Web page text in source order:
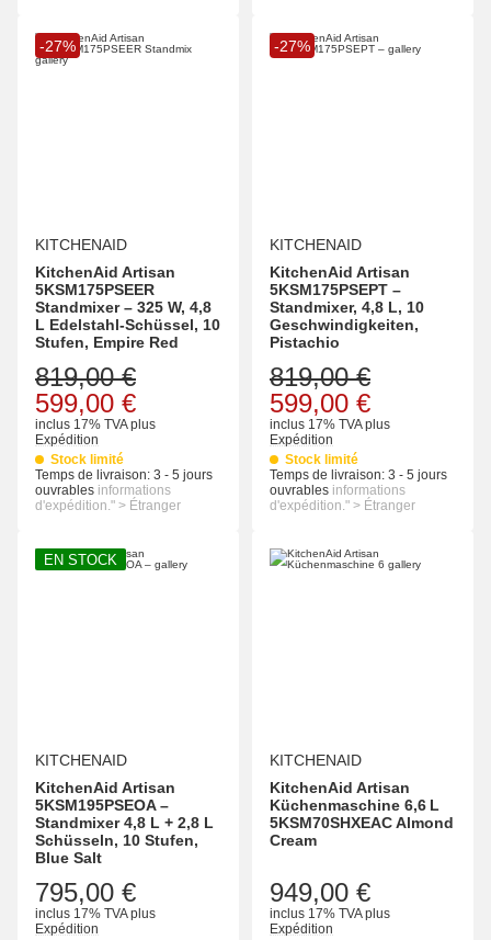
-27%
KITCHENAID
KitchenAid Artisan
5KSM175PSEER
Standmixer – 325 W, 4,8
L Edelstahl-Schüssel, 10
Stufen, Empire Red
599,00 €
819,00 €
inclus 17% TVAplus
Expédition
Stock limité
Temps de livraison: 3 - 5 jours
ouvrables informations
d'expédition." > Étranger
-27%
KITCHENAID
KitchenAid Artisan
5KSM175PSEPT –
Standmixer, 4,8 L, 10
Geschwindigkeiten,
Pistachio
599,00 €
819,00 €
inclus 17% TVAplus
Expédition
Stock limité
Temps de livraison: 3 - 5 jours
ouvrables informations
d'expédition." > Étranger
EN STOCK
KITCHENAID
KitchenAid Artisan
5KSM195PSEOA –
Standmixer 4,8 L + 2,8 L
Schüsseln, 10 Stufen,
Blue Salt
795,00 €
inclus 17% TVAplus
Expédition
KITCHENAID
KitchenAid Artisan
Küchenmaschine 6,6 L
5KSM70SHXEAC Almond
Cream
949,00 €
inclus 17% TVAplus
Expédition